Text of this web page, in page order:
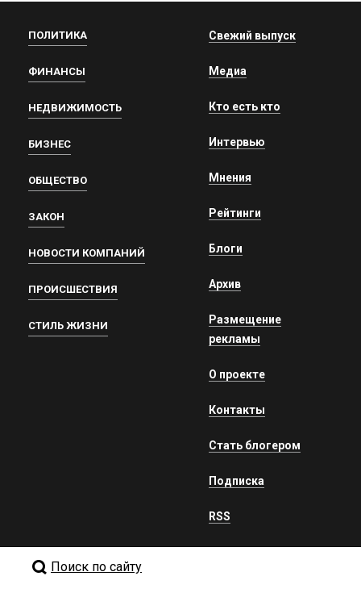
ПОЛИТИКА
ФИНАНСЫ
НЕДВИЖИМОСТЬ
БИЗНЕС
ОБЩЕСТВО
ЗАКОН
НОВОСТИ КОМПАНИЙ
ПРОИСШЕСТВИЯ
СТИЛЬ ЖИЗНИ
Свежий выпуск
Медиа
Кто есть кто
Интервью
Мнения
Рейтинги
Блоги
Архив
Размещение
рекламы
О проекте
Контакты
Стать блогером
Подписка
RSS
Поиск по сайту